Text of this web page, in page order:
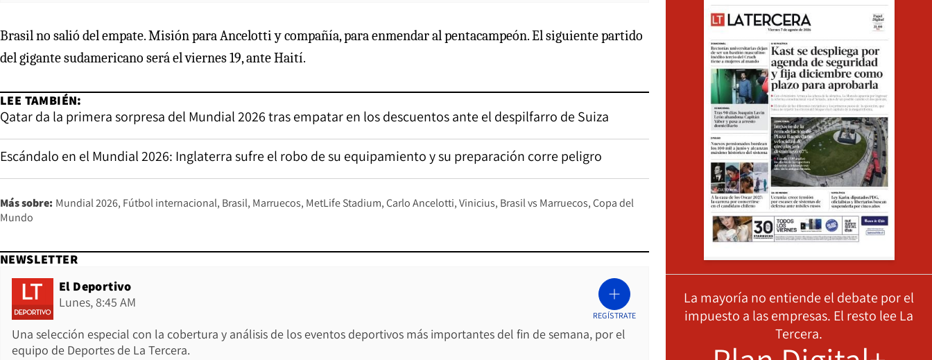
Brasil no salió del empate. Misión para Ancelotti y compañía, para enmendar al pentacampeón. El siguiente partido
del gigante sudamericano será el viernes 19, ante Haití.
LEE TAMBIÉN:
Qatar da la primera sorpresa del Mundial 2026 tras empatar en los descuentos ante el despilfarro de Suiza
Escándalo en el Mundial 2026: Inglaterra sufre el robo de su equipamiento y su preparación corre peligro
Más sobre: Mundial 2026 Fútbol internacional Brasil Marruecos MetLife Stadium Carlo Ancelotti Vinicius Brasil vs Marruecos Copa del
Mundo
NEWSLETTER
El Deportivo
Lunes, 8:45 AM
Una selección especial con la cobertura y análisis de los eventos deportivos más importantes del fin de semana, por el
equipo de Deportes de La Tercera.
REGÍSTRATE
La mayoría no entiende el debate por el
impuesto a las empresas. El resto lee La
Tercera.